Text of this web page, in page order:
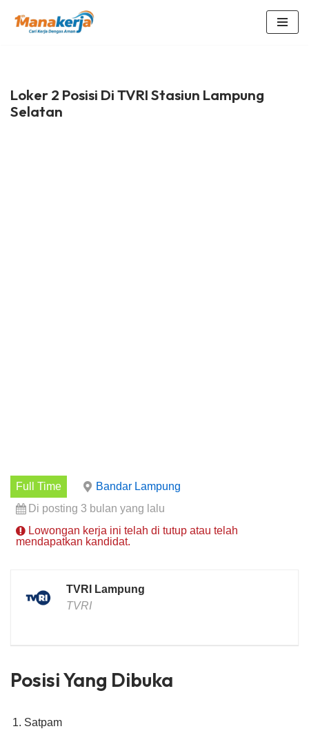
Loker 2 Posisi Di TVRI Stasiun Lampung
Selatan
Full Time
Bandar Lampung
Di posting 3 bulan yang lalu
Lowongan kerja ini telah di tutup atau telah
mendapatkan kandidat.
TVRI Lampung
TVRI
Posisi Yang Dibuka
Satpam